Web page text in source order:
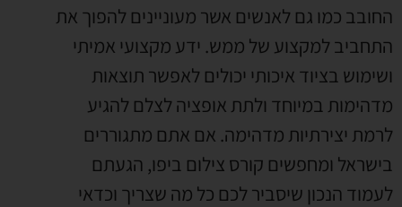
החובב כמו גם לאנשים אשר מעוניינים להפוך את
התחביב למקצוע של ממש. ידע מקצועי אמיתי
ושימוש בציוד איכותי יכולים לאפשר תוצאות
מדהימות במיוחד ולתת אופציה לצלם להגיע
לרמת יצירתיות מדהימה. אם אתם מתגוררים
בישראל ומחפשים קורס צילום ביפו, הגעתם
לעמוד הנכון שיסביר לכם כל מה שצריך וכדאי